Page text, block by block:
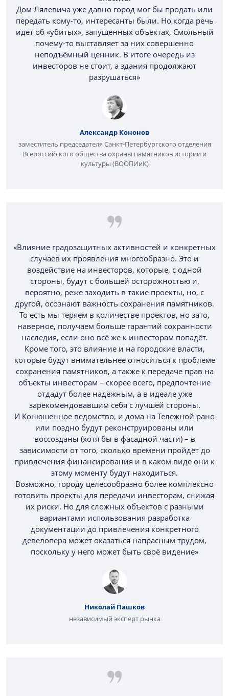
Дом Лялевича уже давно город мог бы продать или
передать кому-то, интересанты были. Но когда речь
идёт об «убитых», запущенных объектах, Смольный
почему-то выставляет за них совершенно
неподъёмный ценник. В итоге очередь из
инвесторов не стоит, а здания продолжают
разрушаться»
Александр Кононов
заместитель председателя Санкт-Петербургского отделения
Всероссийского общества охраны памятников истории и
культуры (ВООПИиК)
«Влияние градозащитных активностей и конкретных
случаев их проявления многообразно. Это и
воздействие на инвесторов, которые, с одной
стороны, будут с большей осторожностью и,
вероятно, реже заходить в такие проекты, но, с
другой, осознают важность сохранения памятников.
То есть мы теряем в количестве проектов, но зато,
наверное, получаем больше гарантий сохранности
наследия, если оно всё же к инвесторам попадёт.
Кроме того, это влияние и на городские власти,
которые будут внимательнее относиться к проблеме
сохранения памятников, а также к передаче прав на
объекты инвесторам – скорее всего, предпочтение
отдадут более надёжным, а в идеале уже
зарекомендовавшим себя с лучшей стороны.
И Конюшенное ведомство, и дома на Тележной рано
или поздно будут реконструированы или
воссозданы (хотя бы в фасадной части) – в
зависимости от того, сколько времени пройдёт до
привлечения финансирования и в каком виде они к
этому моменту будут находиться.
Возможно, городу целесообразно более комплексно
готовить проекты для передачи инвесторам, снижая
их риски. Но для сложных объектов с разными
вариантами использования разработка
документации до привлечения конкретного
девелопера может оказаться напрасным трудом,
поскольку у него может быть своё видение»
Николай Пашков
независимый эксперт рынка